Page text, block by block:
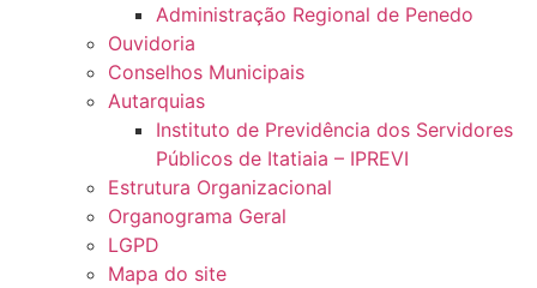
Administração Regional de Penedo
Ouvidoria
Conselhos Municipais
Autarquias
Instituto de Previdência dos Servidores
Públicos de Itatiaia – IPREVI
Estrutura Organizacional
Organograma Geral
LGPD
Mapa do site